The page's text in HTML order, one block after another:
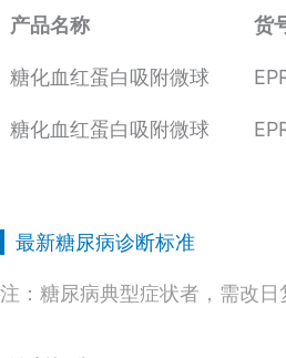
产品名称 货
糖化血红蛋白吸附微球
糖化血红蛋白吸附微球
最新糖尿病诊断标准
注：糖尿病典型症状者，需改